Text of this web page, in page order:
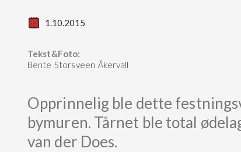
1.10.2015
Tekst&Foto:
Bente Storsveen Åkervall
Opprinnelig ble dette
bymuren. Tårnet ble total
van der Does.